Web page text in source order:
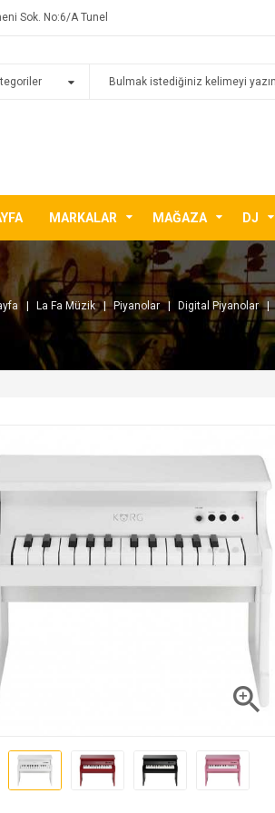
Sok. No:6/A Tunel
MARKALAR MAĞAZA DJ
La Fa Müzik Piyanolar Digital Piyanolar
